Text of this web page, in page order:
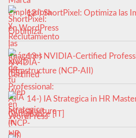
12-) ShortPixel: Optimiza las
en WordPress
13-) NVIDIA-Certified
Infrastructure (NCP-AII)
14-) IA Strategica in HR
Compliance [IT]